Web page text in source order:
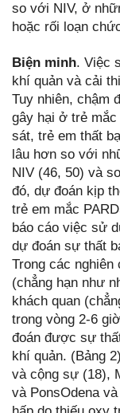
so với NIV, ở
hoặc rối loạn
Biện minh. Việc
khí quản và cải
Tuy nhiên, chậm
gây hại ở trẻ mắc
sát, trẻ em thất
lâu hơn so với
NIV (46, 50) và
đó, dự đoán kịp
trẻ em mắc
báo cáo việc sử
dự đoán sự thất
Trong các nghiên
(chẳng hạn như
khách quan
trong vòng 2-6
đoán được sự
khí quản. (Bảng
và cộng sự (18),
và PonsOdena